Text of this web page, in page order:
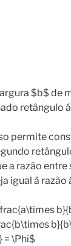
$b$ de
retângulo
permite
a razão entre
igual à razão
= \Phi$